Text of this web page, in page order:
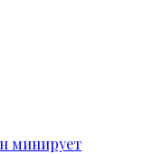
минирует